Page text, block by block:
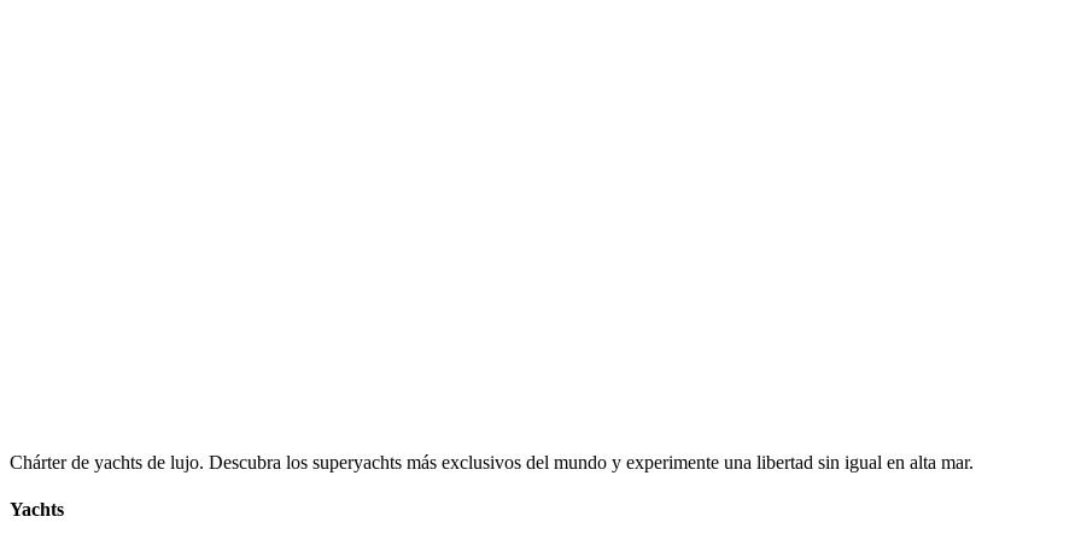
Chárter de yachts de lujo. Descubra los superyachts más exclusivos del mundo y experimente una libertad sin igual en alta mar.
Yachts